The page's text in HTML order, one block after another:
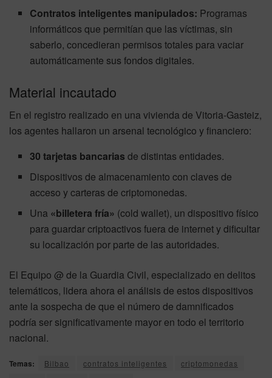
Contratos inteligentes manipulados: Programas
informáticos que permitían que las víctimas, sin
saberlo, concedieran permisos totales para vaciar
automáticamente sus fondos digitales.
Material incautado
En el registro realizado en una vivienda de Vitoria-Gasteiz,
los agentes hallaron un arsenal tecnológico y financiero:
30 tarjetas bancarias de distintas entidades.
Dispositivos de almacenamiento con claves de
acceso y carteras de criptomonedas.
Una «billetera fría» (cold wallet), un dispositivo físico
para guardar criptoactivos fuera de internet y dificultar
su localización por parte de las autoridades.
El Equipo @ de la Guardia Civil, especializado en delitos
telemáticos, lidera ahora el análisis de estos dispositivos
ante la sospecha de que el número de damnificados
podría ser significativamente mayor en todo el territorio
nacional.
Temas: Bilbao contratos inteligentes
criptomonedas